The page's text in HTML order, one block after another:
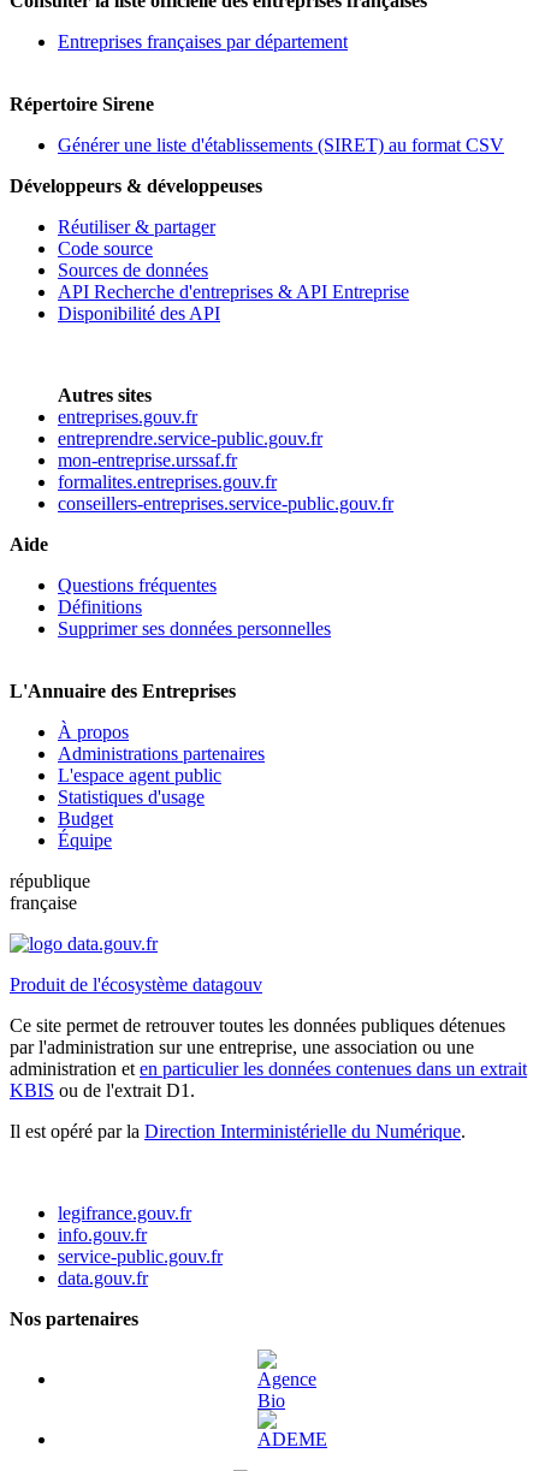
Entreprises françaises par département
Répertoire Sirene
Générer une liste d'établissements (SIRET) au format CSV
Développeurs & développeuses
Réutiliser & partager
Code source
Sources de données
API Recherche d'entreprises & API Entreprise
Disponibilité des API
Autres sites
entreprises.gouv.fr
entreprendre.service-public.gouv.fr
mon-entreprise.urssaf.fr
formalites.entreprises.gouv.fr
conseillers-entreprises.service-public.gouv.fr
Aide
Questions fréquentes
Définitions
Supprimer ses données personnelles
L'Annuaire des Entreprises
À propos
Administrations partenaires
L'espace agent public
Statistiques d'usage
Budget
Équipe
république
française
Produit de l'écosystème datagouv
Ce site permet de retrouver toutes les données publiques détenues
par l'administration sur une entreprise, une association ou une
administration et en particulier les données contenues dans un extrait
KBIS ou de l'extrait D1.
Il est opéré par la Direction Interministérielle du Numérique.
legifrance.gouv.fr
info.gouv.fr
service-public.gouv.fr
data.gouv.fr
Nos partenaires